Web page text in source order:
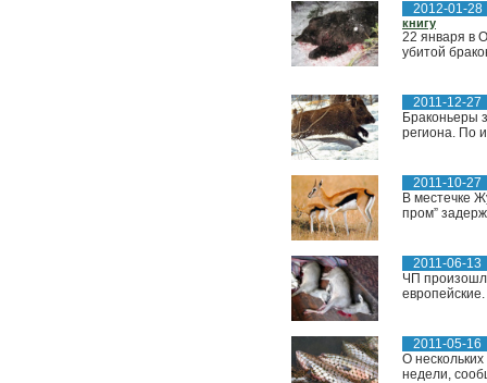
2012-01-28
книгу
22 января в
убитой
2011-12-27
Браконьеры
региона. По
2011-10-27
В местечке
пром”
2011-06-13
ЧП
2011-05-16
О
недели,